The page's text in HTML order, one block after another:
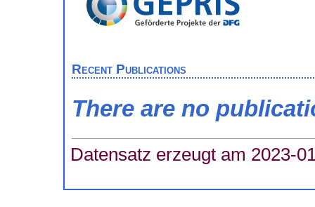
Recent Publications
There are no
Datensatz erzeugt am 2023-